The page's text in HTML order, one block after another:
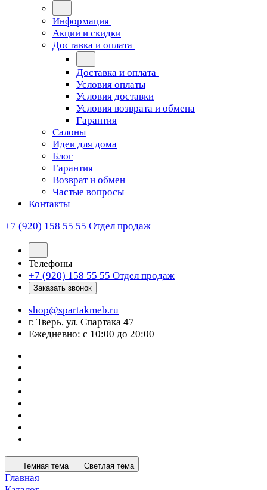
Информация
Акции и скидки
Доставка и оплата
Доставка и оплата
Условия оплаты
Условия доставки
Условия возврата и обмена
Гарантия
Салоны
Идеи для дома
Блог
Гарантия
Возврат и обмен
Частые вопросы
Контакты
+7 (920) 158 55 55 Отдел продаж
Телефоны
+7 (920) 158 55 55 Отдел продаж
Заказать звонок
shop@spartakmeb.ru
г. Тверь, ул. Спартака 47
Ежедневно: с 10:00 до 20:00
Темная тема Светлая тема
Главная